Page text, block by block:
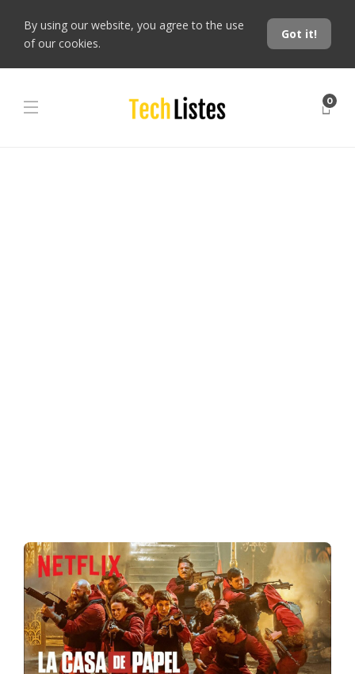
By using our website, you agree to the use
of our cookies.
Got it!
0